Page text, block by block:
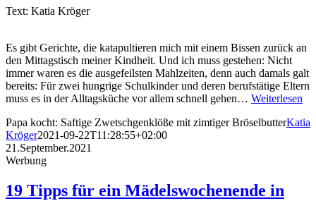
Text: Katia Kröger
Es gibt Gerichte, die katapultieren mich mit einem Bissen zurück an
den Mittagstisch meiner Kindheit. Und ich muss gestehen: Nicht
immer waren es die ausgefeilsten Mahlzeiten, denn auch damals galt
bereits: Für zwei hungrige Schulkinder und deren berufstätige Eltern
muss es in der Alltagsküche vor allem schnell gehen… Weiterlesen
Papa kocht: Saftige Zwetschgenklöße mit zimtiger BröselbutterKatia
Kröger2021-09-22T11:28:55+02:00
21.September.2021
Werbung
19 Tipps für ein Mädelswochenende in